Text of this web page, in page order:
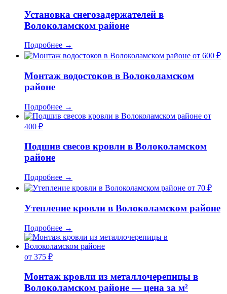
Установка снегозадержателей в
Волоколамском районе
Подробнее →
от 600 ₽
Монтаж водостоков в Волоколамском
районе
Подробнее →
от
400 ₽
Подшив свесов кровли в Волоколамском
районе
Подробнее →
от 70 ₽
Утепление кровли в Волоколамском районе
Подробнее →
от 375 ₽
Монтаж кровли из металлочерепицы в
Волоколамском районе — цена за м²